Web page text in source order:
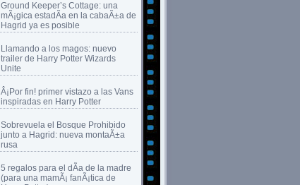
Ground Keeper’s Cottage: una
mÃ¡gica estadÃ­a en la cabaÃ±a de
Hagrid ya es posible
Llamando a los magos: nuevo
trailer de Harry Potter Wizards
Unite
Â¡Por fin! primer vistazo a las Vans
inspiradas en Harry Potter
Sobrevuela el Bosque Prohibido
junto a Hagrid: nueva montaÃ±a
rusa
5 regalos para el dÃ­a de la madre
(para una mamÃ¡ fanÃ¡tica de